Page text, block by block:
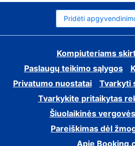
Pridėti
Kompiuteriams
Paslaugų teikimo sąlygos
Privatumo nuostatai
Tvarkyti
Tvarkykite pritaikytas
Šiuolaikinės
Pareiškimas dėl
Apie